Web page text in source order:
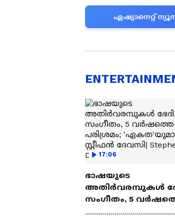
ഏഷ്യാനെറ്റ്
17:06
ഭാഷയുടെ
അതിർവരമ്പുകൾ
സംഗീതം, 5
പരിശ്രമം;